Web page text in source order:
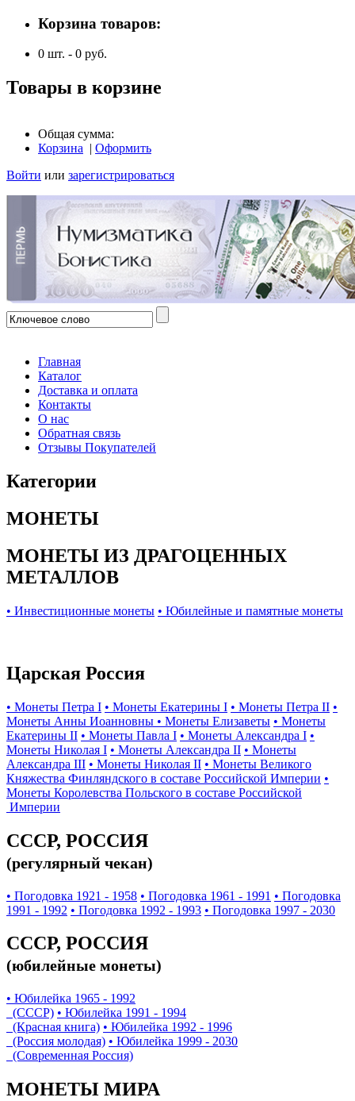
Корзина товаров:
0 шт. - 0 руб.
Товары в корзине
Общая сумма:
Корзина | Оформить
Войти или зарегистрироваться
Главная
Каталог
Доставка и оплата
Контакты
О нас
Обратная связь
Отзывы Покупателей
Категории
МОНЕТЫ
МОНЕТЫ ИЗ ДРАГОЦЕННЫХ
МЕТАЛЛОВ
• Инвестиционные монеты • Юбилейные и памятные монеты
Царская Россия
• Монеты Петра I • Монеты Екатерины I • Монеты Петра II •
Монеты Анны Иоанновны • Монеты Елизаветы • Монеты
Екатерины II • Монеты Павла I • Монеты Александра I •
Монеты Николая I • Монеты Александра II • Монеты
Александра III • Монеты Николая II • Монеты Великого
Княжества Финляндского в составе Российской Империи •
Монеты Королевства Польского в составе Российской
Империи
СССР, РОССИЯ
(регулярный чекан)
• Погодовка 1921 - 1958 • Погодовка 1961 - 1991 • Погодовка
1991 - 1992 • Погодовка 1992 - 1993 • Погодовка 1997 - 2030
СССР, РОССИЯ
(юбилейные монеты)
• Юбилейка 1965 - 1992
(СССР) • Юбилейка 1991 - 1994
(Красная книга) • Юбилейка 1992 - 1996
(Россия молодая) • Юбилейка 1999 - 2030
(Современная Россия)
МОНЕТЫ МИРА